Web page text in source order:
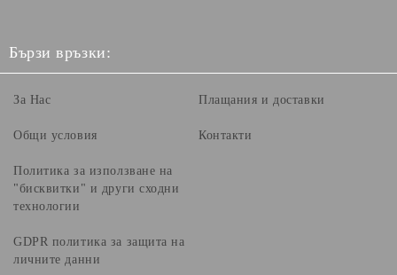
Бързи връзки:
За Нас
Общи условия
Политика за използване на
"бисквитки" и други сходни
технологии
GDPR политика за защита на
личните данни
Плащания и доставки
Контакти